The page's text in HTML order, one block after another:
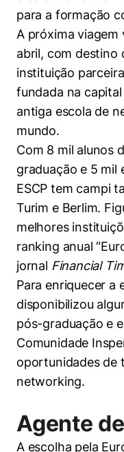
para a formação
A próxima viagem
abril, com destino
instituição
fundada na
antiga escola de
mundo.
Com 8 mil alunos
graduação e 5 mil
ESCP tem campi
Turim e Berlim.
melhores
ranking anual
jornal Financial
Para enriquecer a
disponibilizou
pós-graduação e
Comunidade
oportunidades de
networking.
Agente
A escolha pela